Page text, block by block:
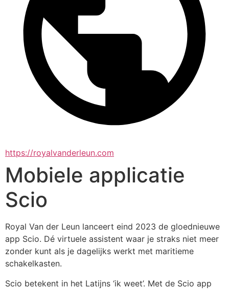
https://royalvanderleun.com
Mobiele applicatie
Scio
Royal Van der Leun lanceert eind 2023 de gloednieuwe
app Scio. Dé virtuele assistent waar je straks niet meer
zonder kunt als je dagelijks werkt met maritieme
schakelkasten.
Scio betekent in het Latijns ‘ik weet’. Met de Scio app